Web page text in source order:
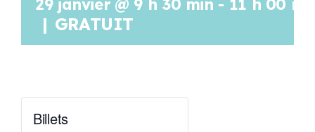
29 janvier @ 9 h 30 min - 11 h 00
| GRATUIT
Billets